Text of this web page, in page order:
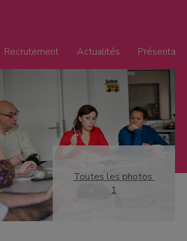
Recrutement Actualités
Toutes les photos
1